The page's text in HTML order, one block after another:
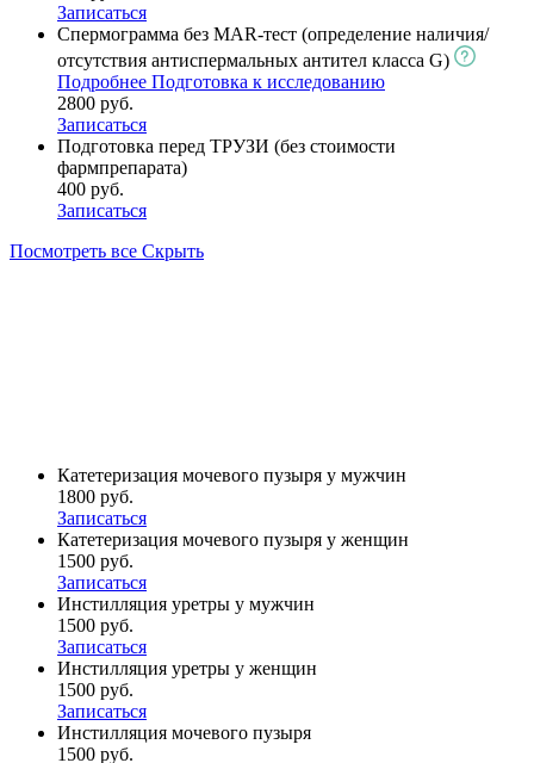
Записаться
Спермограмма без MAR-тест (определение наличия/
отсутствия антиспермальных антител класса G)
Подробнее Подготовка к исследованию
2800 руб.
Записаться
Подготовка перед ТРУЗИ (без стоимости
фармпрепарата)
400 руб.
Записаться
Посмотреть все Скрыть
Катетеризация мочевого пузыря у мужчин
1800 руб.
Записаться
Катетеризация мочевого пузыря у женщин
1500 руб.
Записаться
Инстилляция уретры у мужчин
1500 руб.
Записаться
Инстилляция уретры у женщин
1500 руб.
Записаться
Инстилляция мочевого пузыря
1500 руб.